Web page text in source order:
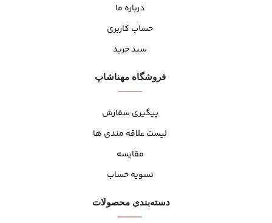
درباره ما
حساب کاربری
سبد خرید
فروشگاه مهنا‌شاپ
پیگیری سفارش
لیست علاقه مندی ها
مقایسه
تسویه حساب
دسته‌بندی محصولات